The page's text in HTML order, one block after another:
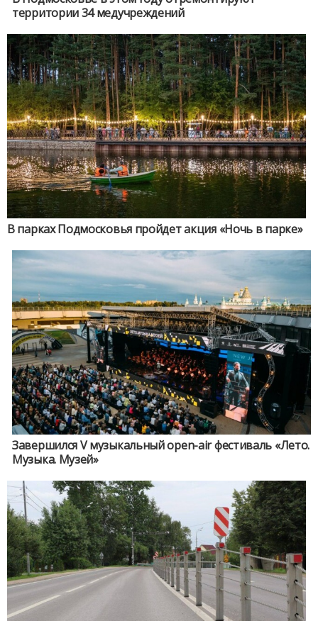
территории 34 медучреждений
В парках Подмосковья пройдет акция «Ночь в парке»
Завершился V музыкальный open-air фестиваль «Лето.
Музыка. Музей»